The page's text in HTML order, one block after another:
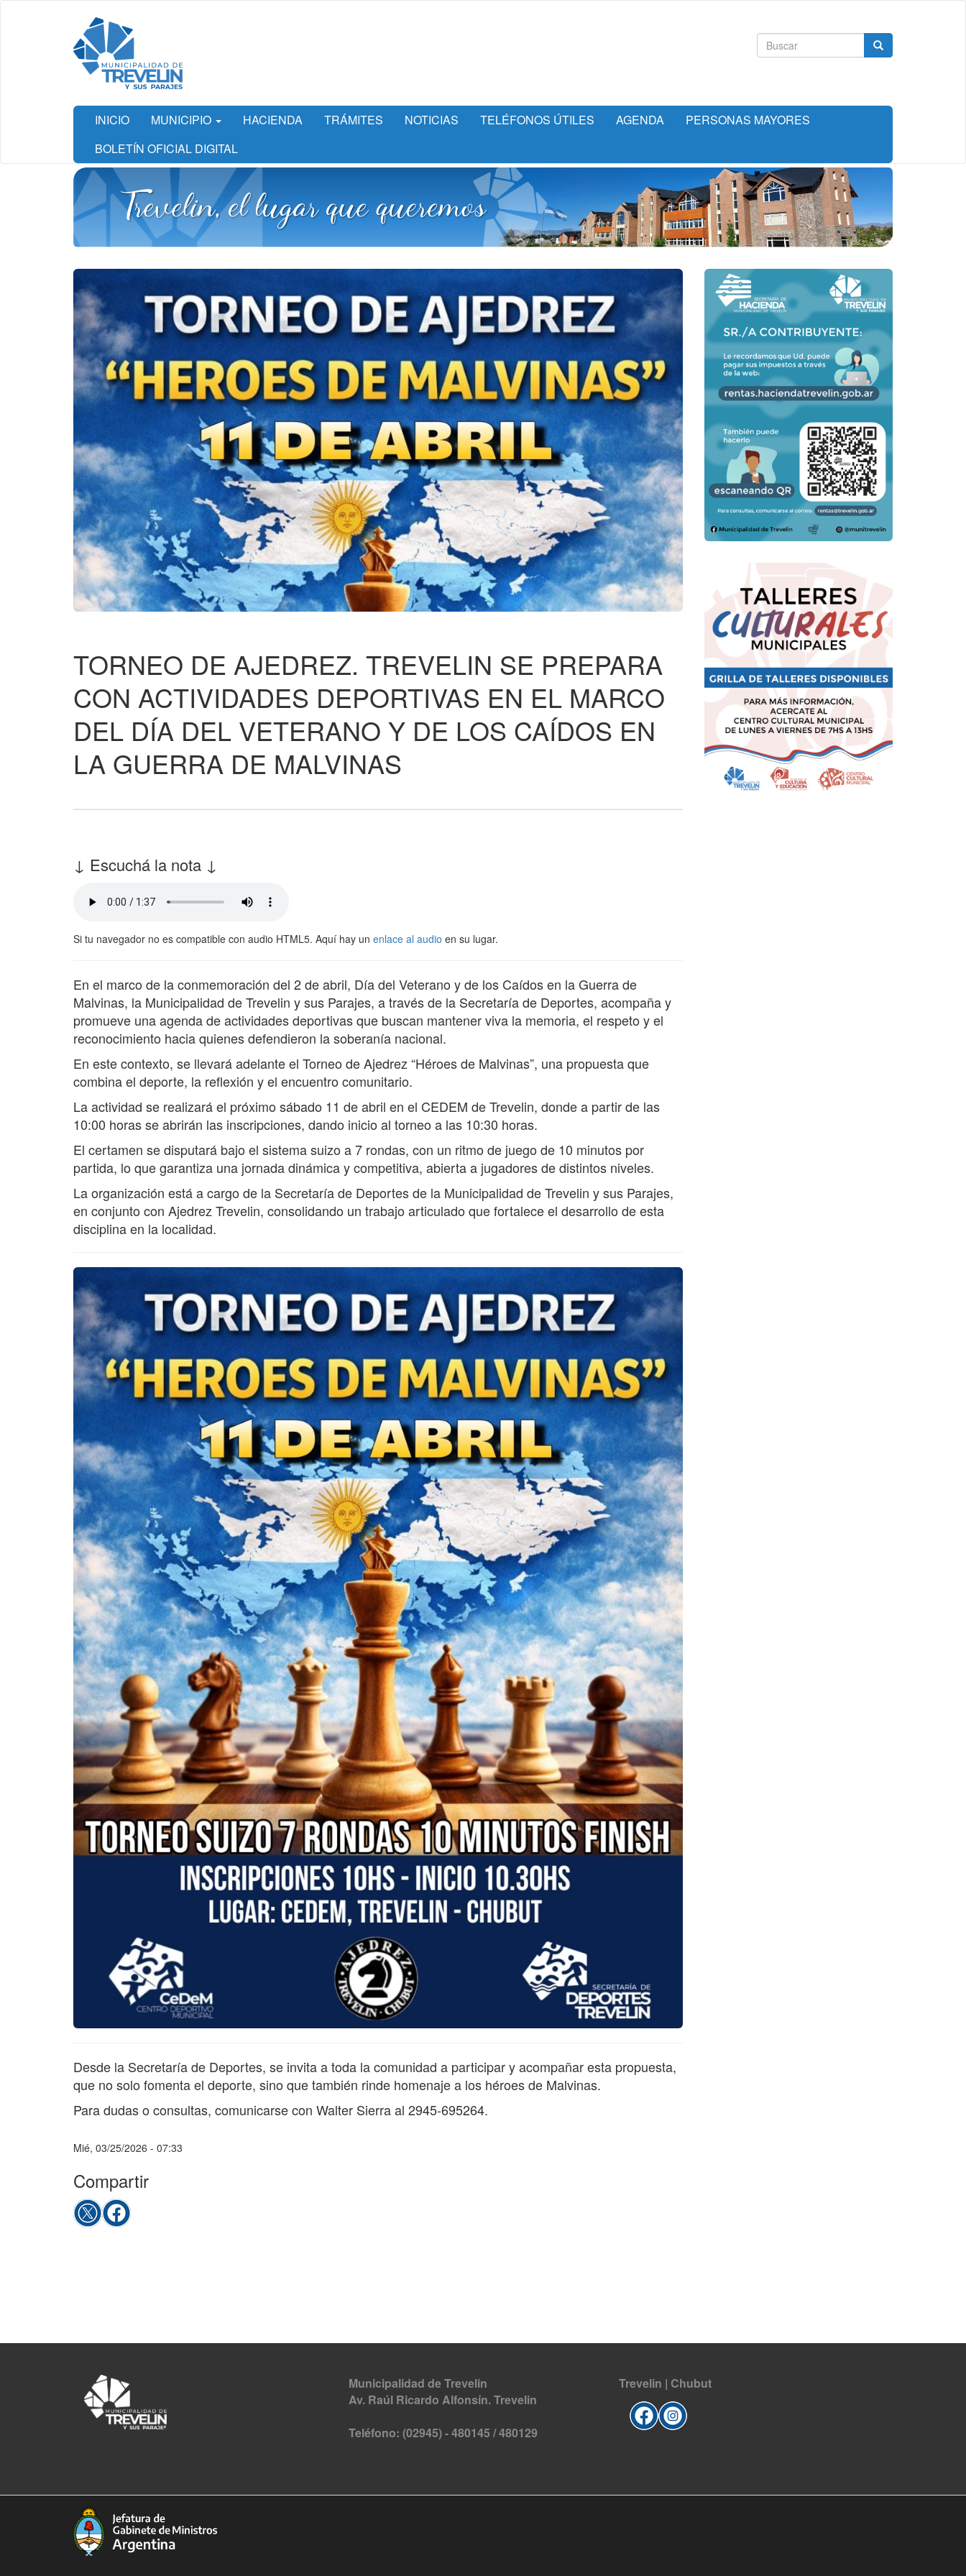
Formulario
búsqueda
INICIO MUNICIPIO HACIENDA TRÁMITES NOTICIAS TELÉFONOS ÚTILES AGENDA
PERSONAS MAYORES
BOLETÍN OFICIAL DIGITAL
TORNEO DE AJEDREZ. TREVELIN SE PREPARA
CON ACTIVIDADES DEPORTIVAS EN EL MARCO
DEL DÍA DEL VETERANO Y DE LOS CAÍDOS EN
LA GUERRA DE MALVINAS
↓ Escuchá la nota ↓
Si tu navegador no es compatible con audio HTML5. Aquí hay un enlace al audio en su lugar.
En el marco de la conmemoración del 2 de abril, Día del Veterano y de los Caídos en la Guerra de
Malvinas, la Municipalidad de Trevelin y sus Parajes, a través de la Secretaría de Deportes, acompaña y
promueve una agenda de actividades deportivas que buscan mantener viva la memoria, el respeto y el
reconocimiento hacia quienes defendieron la soberanía nacional.
En este contexto, se llevará adelante el Torneo de Ajedrez “Héroes de Malvinas”, una propuesta que
combina el deporte, la reflexión y el encuentro comunitario.
La actividad se realizará el próximo sábado 11 de abril en el CEDEM de Trevelin, donde a partir de las
10:00 horas se abrirán las inscripciones, dando inicio al torneo a las 10:30 horas.
El certamen se disputará bajo el sistema suizo a 7 rondas, con un ritmo de juego de 10 minutos por
partida, lo que garantiza una jornada dinámica y competitiva, abierta a jugadores de distintos niveles.
La organización está a cargo de la Secretaría de Deportes de la Municipalidad de Trevelin y sus Parajes,
en conjunto con Ajedrez Trevelin, consolidando un trabajo articulado que fortalece el desarrollo de esta
disciplina en la localidad.
Desde la Secretaría de Deportes, se invita a toda la comunidad a participar y acompañar esta propuesta,
que no solo fomenta el deporte, sino que también rinde homenaje a los héroes de Malvinas.
Para dudas o consultas, comunicarse con Walter Sierra al 2945-695264.
Mié, 03/25/2026 - 07:33
Compartir
Municipalidad de Trevelin
Av. Raúl Ricardo Alfonsín. Trevelin
Teléfono: (02945) - 480145 / 480129
Trevelin | Chubut